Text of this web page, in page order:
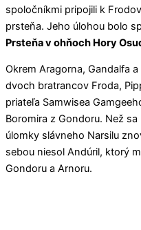
spoločníkmi pripojili k
prsteňa. Jeho úlohou bolo
Prsteňa v ohňoch Hory
Okrem Aragorna, Gandalfa
dvoch bratrancov Froda,
priateľa Samwisea
Boromira z Gondoru. Než
úlomky slávneho Narsilu
sebou niesol Andúril, ktorý
Gondoru a Arnoru.